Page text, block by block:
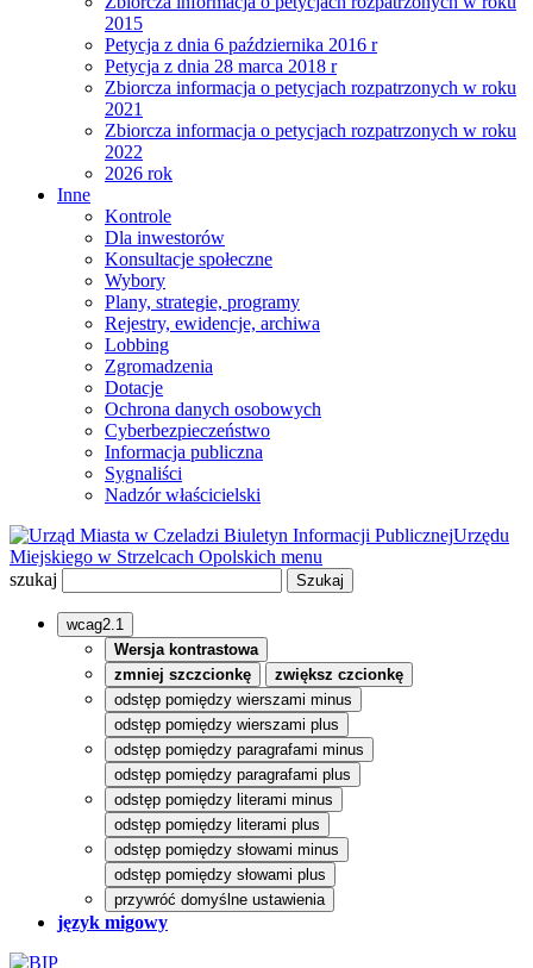
2015
Petycja z dnia 6 października 2016 r
Petycja z dnia 28 marca 2018 r
Zbiorcza informacja o petycjach rozpatrzonych w roku
2021
Zbiorcza informacja o petycjach rozpatrzonych w roku
2022
2026 rok
Inne
Kontrole
Dla inwestorów
Konsultacje społeczne
Wybory
Plany, strategie, programy
Rejestry, ewidencje, archiwa
Lobbing
Zgromadzenia
Dotacje
Ochrona danych osobowych
Cyberbezpieczeństwo
Informacja publiczna
Sygnaliści
Nadzór właścicielski
Biuletyn Informacji PublicznejUrzędu
Miejskiego w Strzelcach Opolskich menu
szukaj
wcag2.1
Wersja kontrastowa
zmniej szczcionkę
zwiększ czcionkę
odstęp pomiędzy wierszami minus
odstęp pomiędzy wierszami plus
odstęp pomiędzy paragrafami minus
odstęp pomiędzy paragrafami plus
odstęp pomiędzy literami minus
odstęp pomiędzy literami plus
odstęp pomiędzy słowami minus
odstęp pomiędzy słowami plus
przywróć domyślne ustawienia
język migowy